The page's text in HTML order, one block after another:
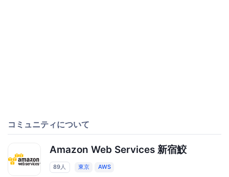
コミュニティについて
Amazon Web Services 新宿鮫
89人 東京 AWS